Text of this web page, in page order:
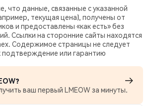
что данные, связанные с указанной
текущая цена), получены от
и предоставлены «как есть» без
Ссылки на сторонние сайты находятся
Содержимое страницы не следует
подтверждение или гарантию
ваш первый LMEOW за минуты.